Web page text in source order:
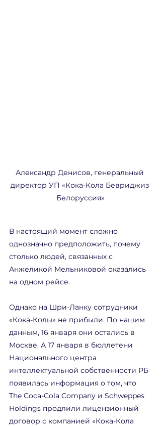
Александр Денисов, генеральный
директор УП «Кока-Кола Бевриджиз
Белоруссия»
В настоящий момент сложно
однозначно предположить, почему
столько людей, связанных с
Анжеликой Мельниковой оказались
на одном рейсе.
Однако на Шри-Ланку сотрудники
«Кока-Колы» не прибыли. По нашим
данным, 16 января они остались в
Москве. А 17 января в бюллетени
Национального центра
интеллектуальной собственности РБ
появилась информация о том, что
The Coca-Cola Company и Schweppes
Holdings продлили лицензионный
договор с компанией «Кока-Кола